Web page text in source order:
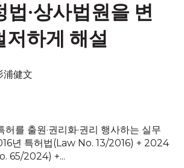
법·상사법원을 변
저하게 해설
浦健文
를 출원·권리화·권리 행사하는 실무
년 특허법(Law No. 13/2016) + 2024
65/2024) +...